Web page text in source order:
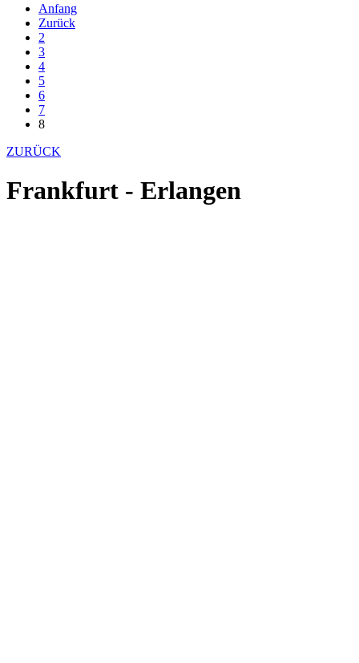
Anfang
Zurück
2
3
4
5
6
7
8
ZURÜCK
Frankfurt - Erlangen